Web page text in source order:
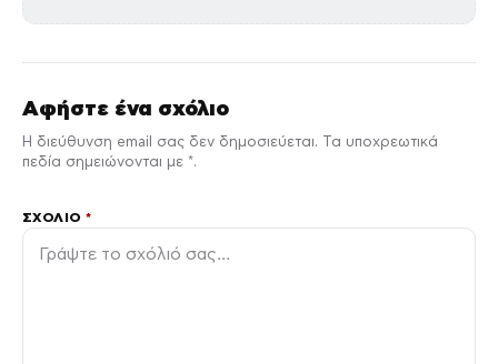
Αφήστε ένα σχόλιο
Η διεύθυνση email σας δεν δημοσιεύεται. Τα υποχρεωτικά
πεδία σημειώνονται με *.
ΣΧΌΛΙΟ*